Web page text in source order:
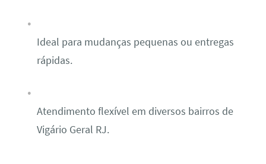
Ideal para mudanças pequenas ou entregas
rápidas.
Atendimento flexível em diversos bairros de
Vigário Geral RJ.